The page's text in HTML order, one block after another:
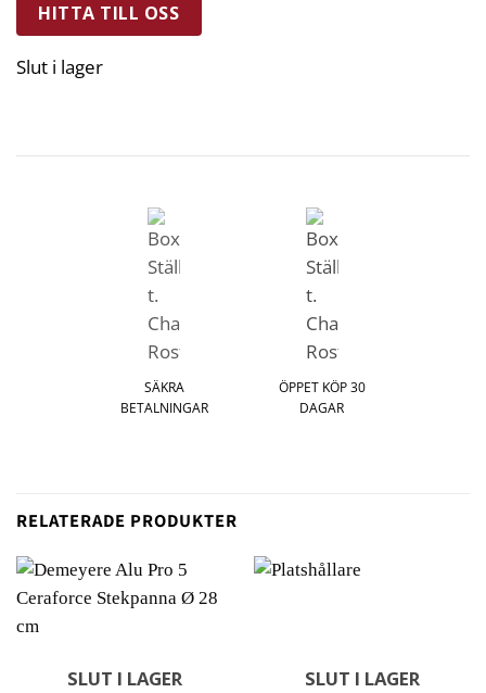
HITTA TILL OSS
Slut i lager
SÄKRA
BETALNINGAR
ÖPPET KÖP 30
DAGAR
RELATERADE PRODUKTER
SLUT I LAGER SLUT I LAGER